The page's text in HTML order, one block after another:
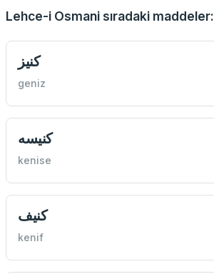
Lehce-i Osmani sıradaki maddeler:
كنيز
geniz
كنيسه
kenise
كنيف
kenif